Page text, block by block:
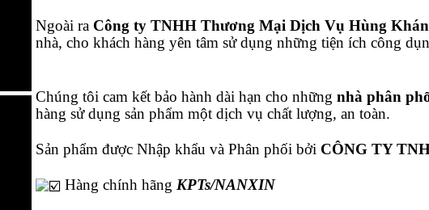
Ngoài ra Công ty TNHH Thương Mại Dịch Vụ Hùng
nhà, cho khách hàng yên tâm sử dụng những tiện ích công
Chúng tôi cam kết bảo hành dài hạn cho những nhà phân
hàng sử dụng sản phẩm một dịch vụ chất lượng, an toàn.
Sản phẩm được Nhập khẩu và Phân phối bởi CÔNG TY
Hàng chính hãng KPTs/NANXIN